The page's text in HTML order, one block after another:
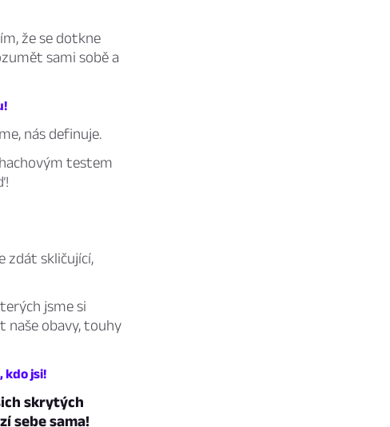
že se dotkne
sami sobě a
nás definuje.
testem
zdát skličující,
jsme si
naše obavy, touhy
kdo jsi!
skrytých
sebe sama!